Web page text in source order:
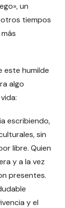
un
tiempos
este humilde
algo
escribiendo,
sin
libre. Quien
y a la vez
presentes.
y el